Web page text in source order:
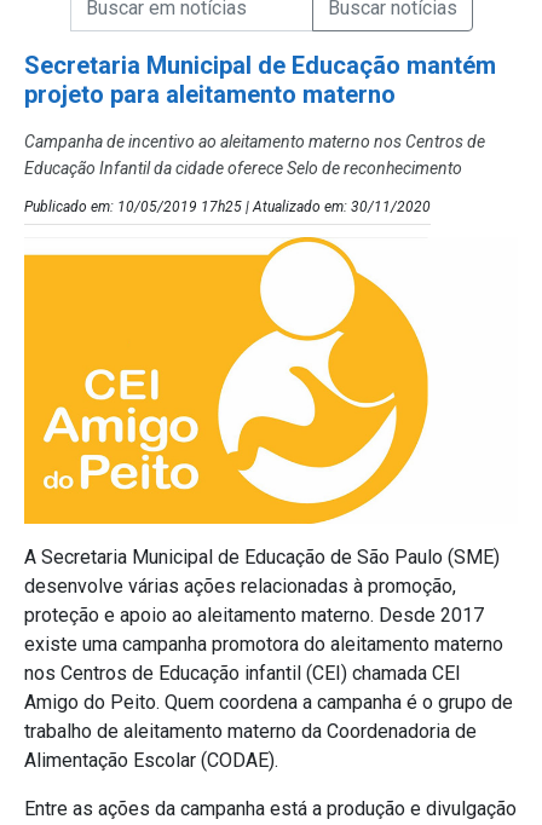
Secretaria Municipal de Educação mantém
projeto para aleitamento materno
Campanha de incentivo ao aleitamento materno nos Centros de
Educação Infantil da cidade oferece Selo de reconhecimento
Publicado em: 10/05/2019 17h25 | Atualizado em: 30/11/2020
A Secretaria Municipal de Educação de São Paulo (SME)
desenvolve várias ações relacionadas à promoção,
proteção e apoio ao aleitamento materno. Desde 2017
existe uma campanha promotora do aleitamento materno
nos Centros de Educação infantil (CEI) chamada CEI
Amigo do Peito. Quem coordena a campanha é o grupo de
trabalho de aleitamento materno da Coordenadoria de
Alimentação Escolar (CODAE).
Entre as ações da campanha está a produção e divulgação